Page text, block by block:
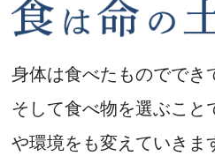
身体は食べたものででき
そして食べ物を選ぶこ
や環境をも変えていきま